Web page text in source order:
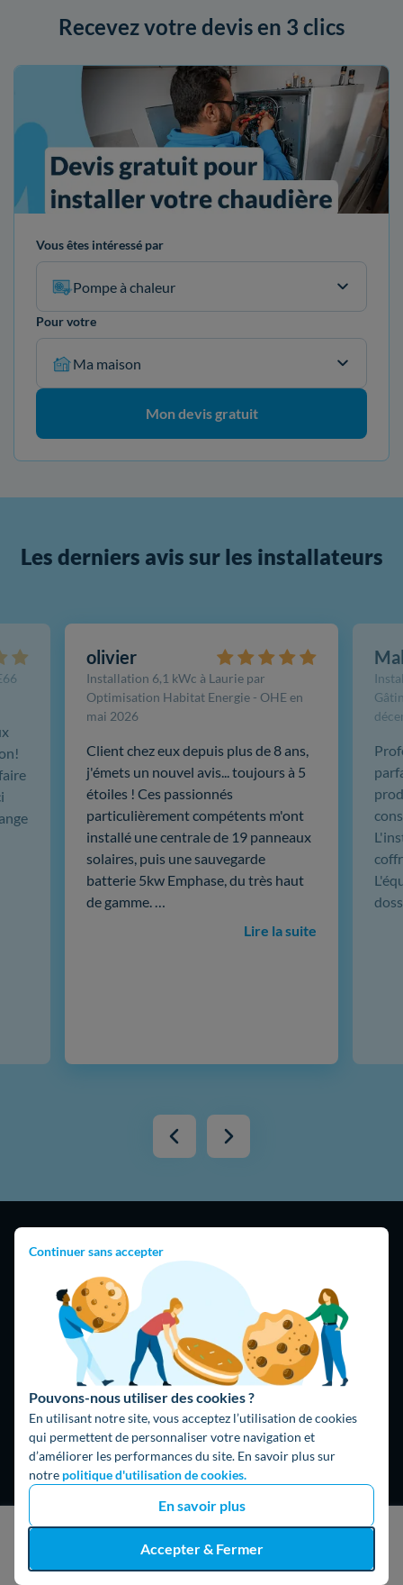
Continuer sans accepter
Pouvons-nous utiliser des cookies ?
En utilisant notre site, vous acceptez l’utilisation de cookies
qui permettent de personnaliser votre navigation et
d’améliorer les performances du site. En savoir plus sur
notre politique d'utilisation de cookies.
En savoir plus
Accepter & Fermer
J'obtiens un devis gratuit
Recevez votre devis en 3 clics
Vous êtes intéressé par
Pompe à chaleur
Pour votre
Ma maison
Mon devis gratuit
Les derniers avis sur les installateurs
olivier
Installation 6,1 kWc à Laurie par
Optimisation Habitat Energie - OHE en
mai 2026
Client chez eux depuis plus de 8 ans,
j'émets un nouvel avis... toujours à 5
étoiles ! Ces passionnés
particulièrement compétents m'ont
installé une centrale de 19 panneaux
solaires, puis une sauvegarde
batterie 5kw Emphase, du très haut
de gamme. …
Lire la suite
4,9/5
16474 avis Google